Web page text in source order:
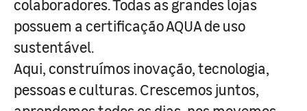
colaboradores. Todas as grandes lojas
possuem a certificação AQUA de uso
sustentável.
Aqui, construímos inovação, tecnologia,
pessoas e culturas. Crescemos juntos,